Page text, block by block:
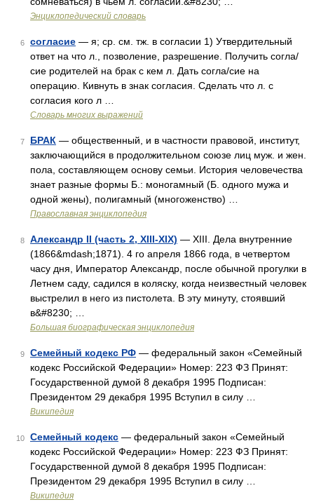
Энциклопедический словарь
6 согласие — я; ср. см. тж. в согласии 1) Утвердительный
ответ на что л., позволение, разрешение. Получить согла/
сие родителей на брак с кем л. Дать согла/сие на
операцию. Кивнуть в знак согласия. Сделать что л. с
согласия кого л …
Словарь многих выражений
7 БРАК — общественный, и в частности правовой, институт,
заключающийся в продолжительном союзе лиц муж. и жен.
пола, составляющем основу семьи. История человечества
знает разные формы Б.: моногамный (Б. одного мужа и
одной жены), полигамный (многоженство) …
Православная энциклопедия
8 Александр II (часть 2, XIII-XIX) — XIII. Дела внутренние
(1866&mdash;1871). 4 го апреля 1866 года, в четвертом
часу дня, Император Александр, после обычной прогулки в
Летнем саду, садился в коляску, когда неизвестный человек
выстрелил в него из пистолета. В эту минуту, стоявший
в&#8230; …
Большая биографическая энциклопедия
9 Семейный кодекс РФ — федеральный закон «Семейный
кодекс Российской Федерации» Номер: 223 ФЗ Принят:
Государственной думой 8 декабря 1995 Подписан:
Президентом 29 декабря 1995 Вступил в силу …
Википедия
10 Семейный кодекс — федеральный закон «Семейный
кодекс Российской Федерации» Номер: 223 ФЗ Принят:
Государственной думой 8 декабря 1995 Подписан:
Президентом 29 декабря 1995 Вступил в силу …
Википедия